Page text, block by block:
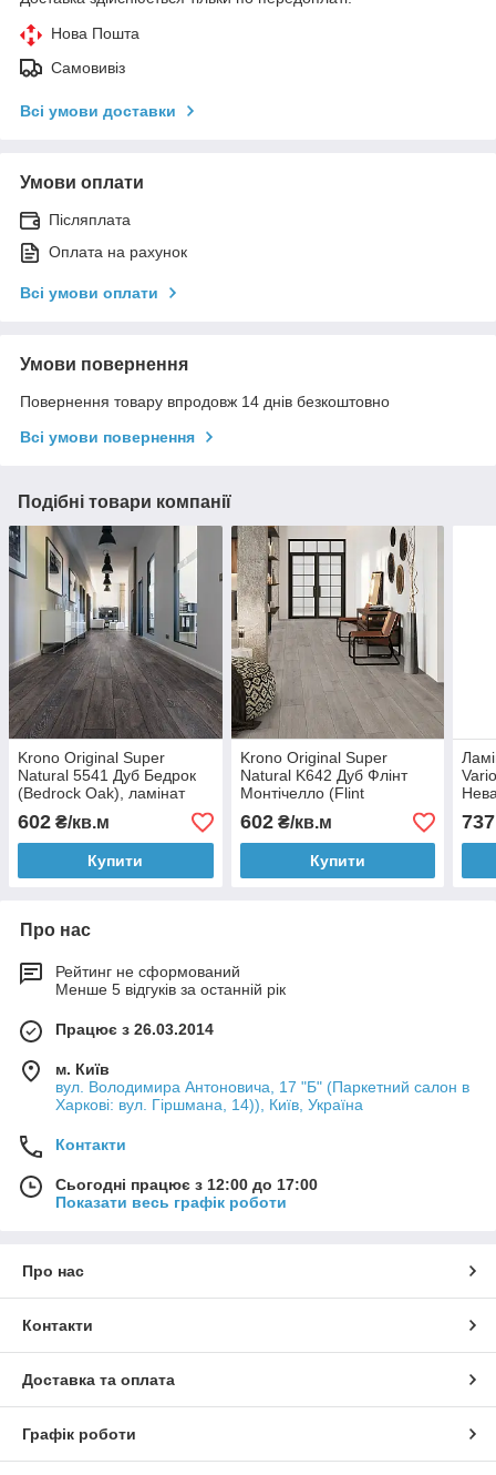
Нова Пошта
Самовивіз
Всі умови доставки
Умови оплати
Післяплата
Оплата на рахунок
Всі умови оплати
Умови повернення
Повернення товару впродовж 14 днів безкоштовно
Всі умови повернення
Подібні товари компанії
Krono Original Super
Natural 5541 Дуб Бедрок
(Bedrock Oak), ламінат
602 ₴/кв.м
Купити
Krono Original Super
Natural K642 Дуб Флінт
Монтічелло (Flint
Monticello Oak), ламінат
602₴/кв.м
Купити
Про нас
Рейтинг не сформований
Менше 5 відгуків за останній рік
Працює з 26.03.2014
м. Київ
вул. Володимира Антоновича, 17 "Б" (Паркетний салон в
Харкові: вул. Гіршмана, 14)), Київ, Україна
Контакти
Сьогодні працює з 12:00 до 17:00
Показати весь графік роботи
Про нас
Контакти
Доставка та оплата
Графік роботи